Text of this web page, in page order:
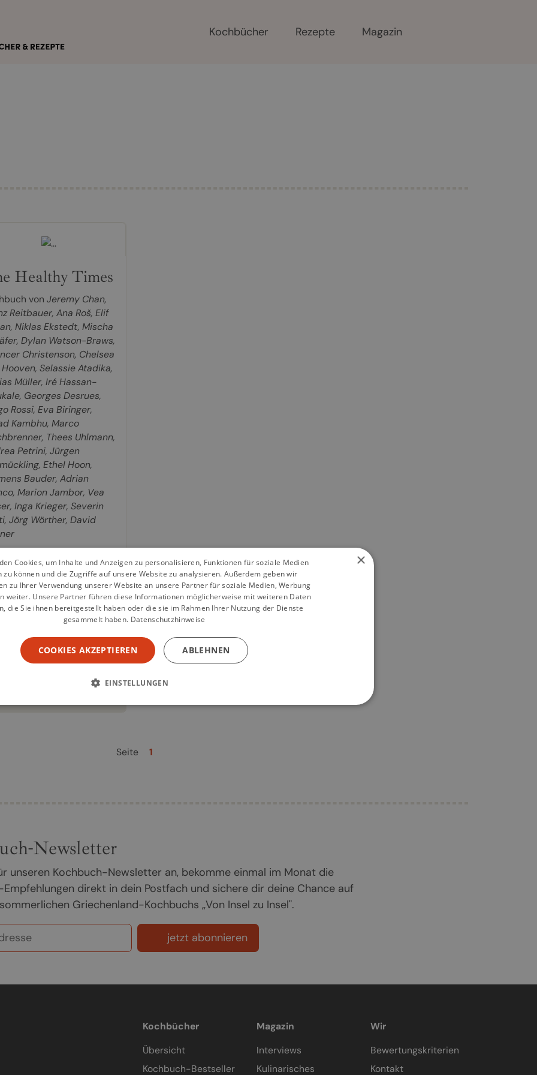
Kochbücher Rezepte Magazin
Healthy Times
von Jeremy Chan,
Reitbauer, Ana Roš, Elif
, Niklas Ekstedt, Mischa
, Dylan Watson-Braws,
Christenson, Chelsea
, Selassie Atadika,
Müller, Iré Hassan-
, Georges Desrues,
Rossi, Eva Biringer,
Kambhu, Marco
, Thees Uhlmann,
Petrini, Jürgen
, Ethel Hoon,
Bauder, Adrian
, Marion Jambor, Vea
, Inga Krieger, Severin
, Jörg Wörther, David
Must Eat. And, as
essentially a good
the Healthy Boy Band
started a magazine
that addresses
this issue: All
and all forms of
Seite 1
Newsletter
unseren Kochbuch-Newsletter an, bekomme einmal im Monat die
direkt in dein Postfach und sichere dir deine Chance auf
Griechenland-Kochbuchs „Von Insel zu Insel".
jetzt abonnieren
Kochbücher
Übersicht
Kochbuch-Bestseller
Magazin
Interviews
Kulinarisches
Wir
Bewertungskriterien
Kontakt
×
Cookies, um Inhalte und Anzeigen zu personalisieren, Funktionen für soziale Medien
zu können und die Zugriffe auf unsere Website zu analysieren. Außerdem geben wir
zu Ihrer Verwendung unserer Website an unsere Partner für soziale Medien, Werbung
weiter. Unsere Partner führen diese Informationen möglicherweise mit weiteren Daten
die Sie ihnen bereitgestellt haben oder die sie im Rahmen Ihrer Nutzung der Dienste
gesammelt haben. Datenschutzhinweise
COOKIES AKZEPTIEREN ABLEHNEN
EINSTELLUNGEN